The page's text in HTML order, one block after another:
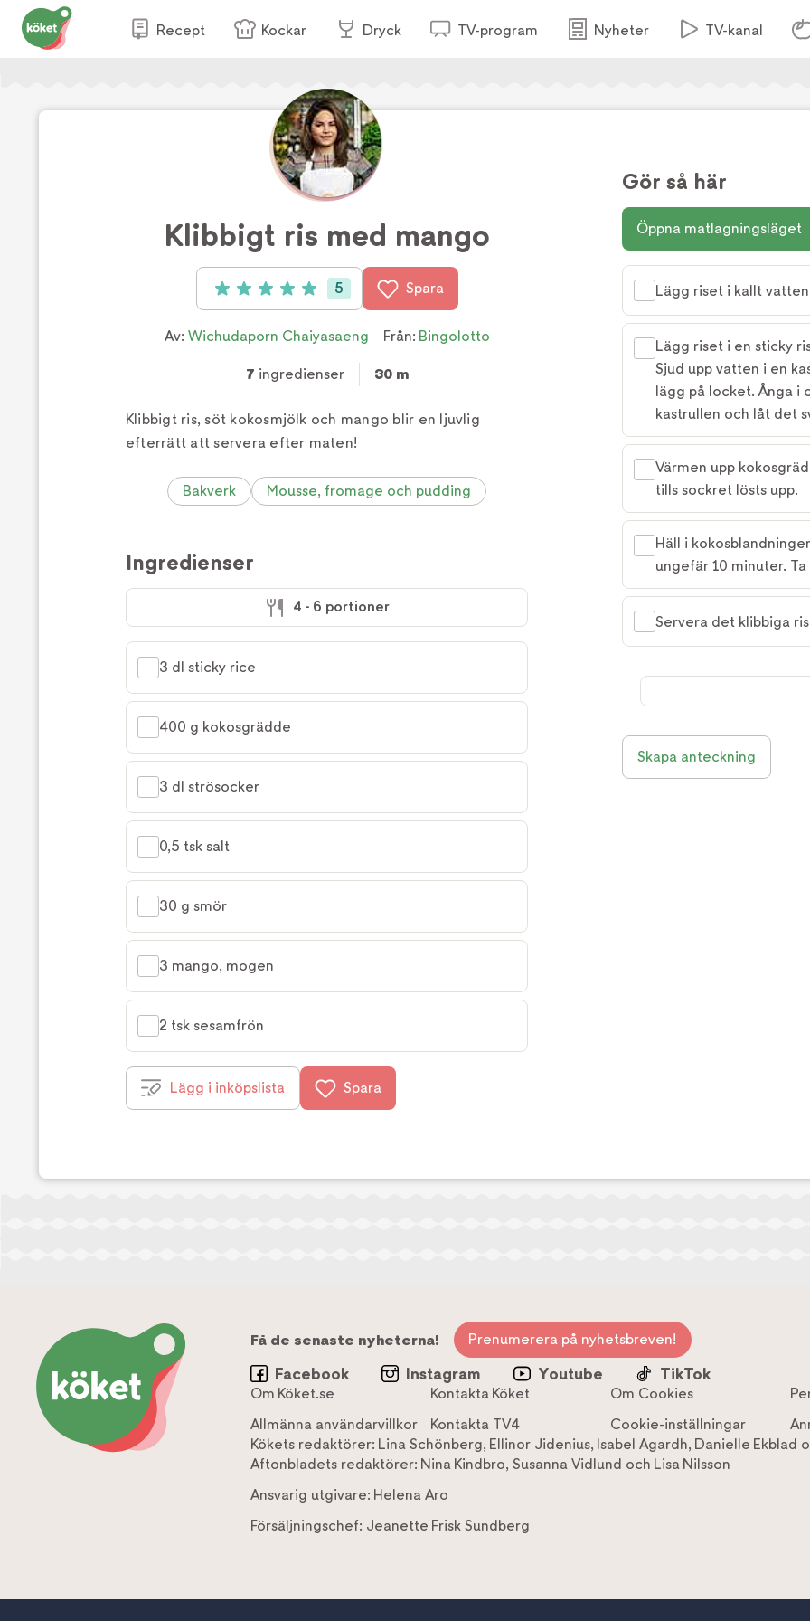
Recept Kockar Dryck TV-program Nyheter TV-kanal
Klibbigt ris med mango
Betyg: 5 av 5 (5 röster)
5 Spara
Av: Wichudaporn Chaiyasaeng Från: Bingolotto
7 ingredienser 30 m
Klibbigt ris, söt kokosmjölk och mango blir en ljuvlig
efterrätt att servera efter maten!
Bakverk Mousse, fromage och pudding
Ingredienser
4 - 6 portioner
3 dl sticky rice
400 g kokosgrädde
3 dl strösocker
0,5 tsk salt
30 g smör
3 mango, mogen
2 tsk sesamfrön
Lägg i inköpslista Spara
Gör så här
Öppna matlagningsläget
Lägg riset i kallt
Lägg riset i en sticky
Sjud upp vatten i en
lägg på locket. Ånga i
kastrullen och låt det
Värmen upp
tills sockret lösts upp.
Häll i
ungefär 10 minuter.
Servera det klibbiga
Skapa anteckning
Få de senaste nyheterna! Prenumerera på nyhetsbreven!
Facebook Instagram Youtube TikTok
Om Köket.se Kontakta Köket Om Cookies
Allmänna användarvillkor
Kontakta TV4 Cookie-inställningar
Kökets redaktörer: Lina Schönberg, Ellinor Jidenius, Isabel Agardh, Danielle Ekblad
Aftonbladets redaktörer: Nina Kindbro, Susanna Vidlund och Lisa Nilsson
Ansvarig utgivare: Helena Aro
Försäljningschef: Jeanette Frisk Sundberg